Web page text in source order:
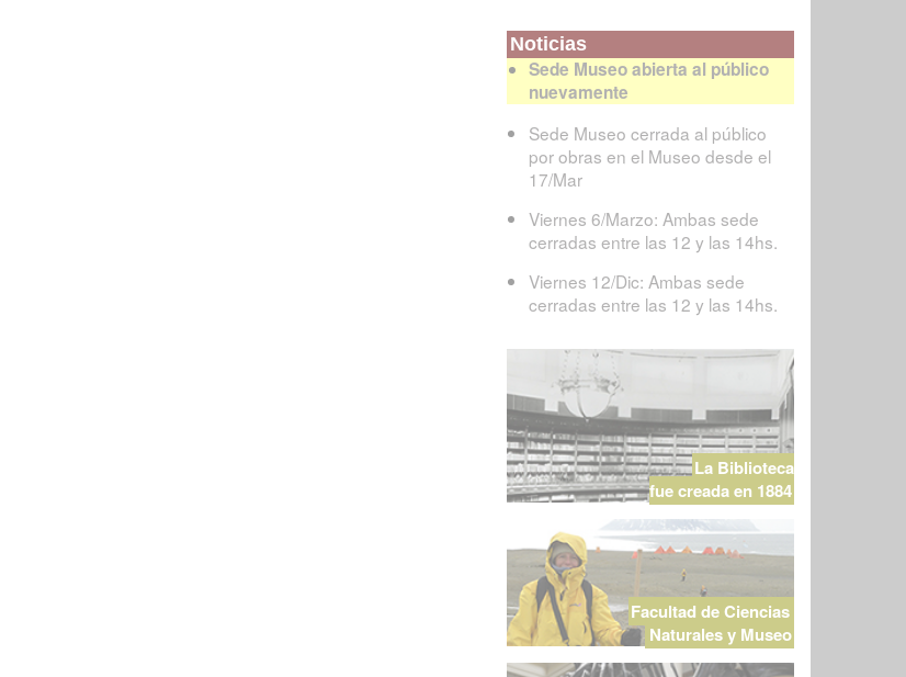
Noticias
Sede Museo abierta al público
nuevamente
Sede Museo cerrada al público
por obras en el Museo desde el
17/Mar
Viernes 6/Marzo: Ambas sede
cerradas entre las 12 y las 14hs.
Viernes 12/Dic: Ambas sede
cerradas entre las 12 y las 14hs.
La Biblioteca
fue creada en 1884
Facultad de Ciencias
Naturales y Museo